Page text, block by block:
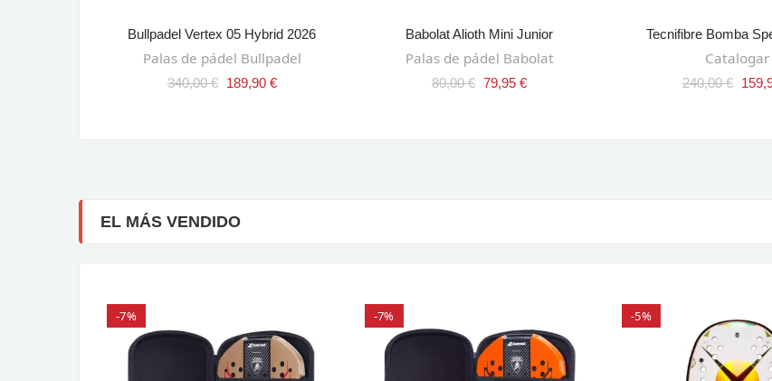
AÑADIR AL CARRITO
Bullpadel Vertex 05 Hybrid 2026
Palas de pádel Bullpadel
340,00 € 189,90 €
AÑADIR AL CARRITO
Babolat Alioth Mini Junior
Palas de pádel Babolat
80,00 € 79,95 €
AÑADIR AL
Tecnifibre Bomba
Catalogar
240,00 €
EL MÁS VENDIDO
-7% -7% -5%